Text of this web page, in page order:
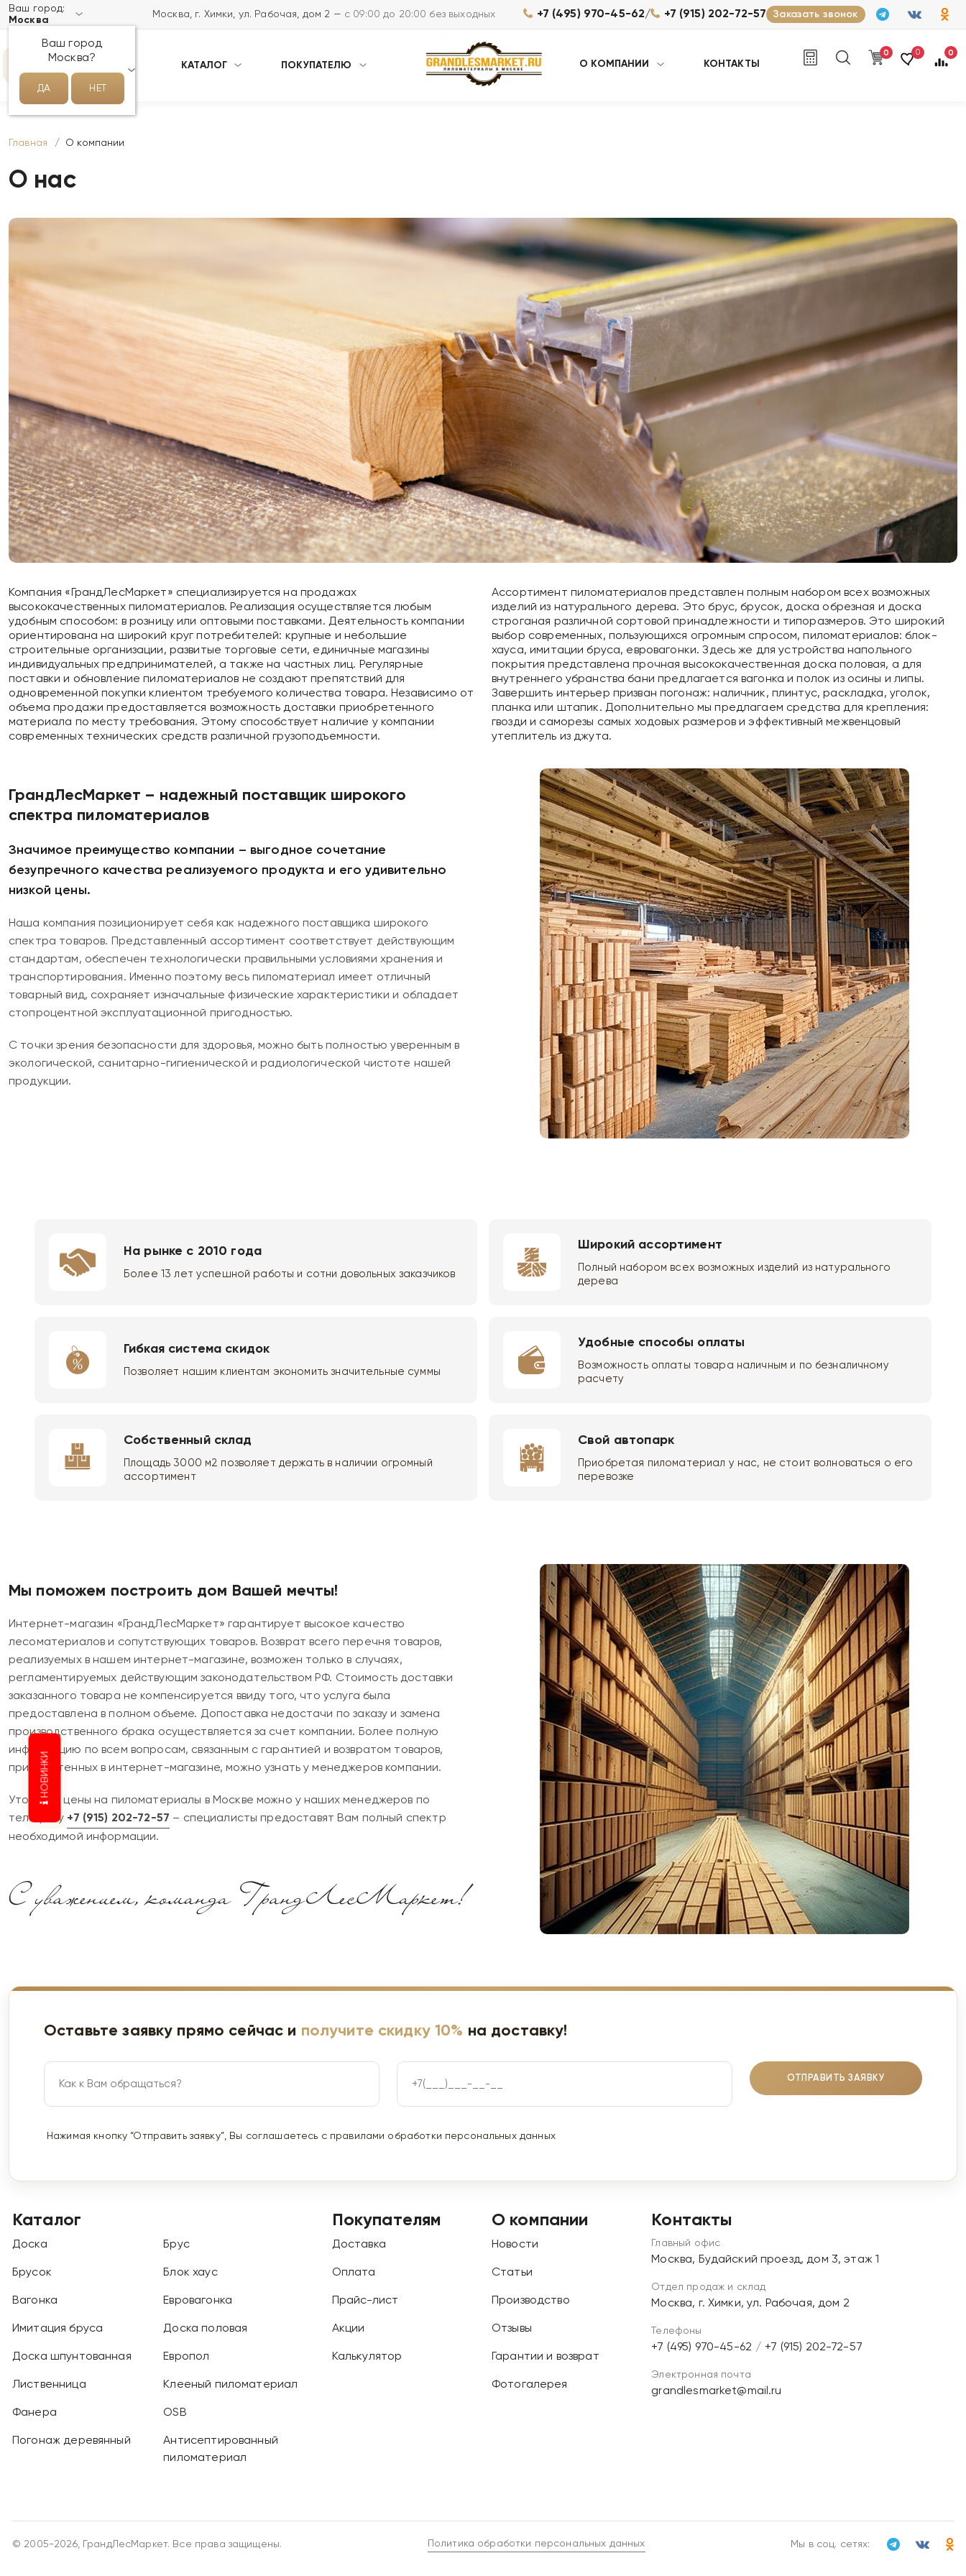
Ваш город:
Москва
Ваш город
Москва?
ДА НЕТ
Москва, г. Химки, ул. Рабочая, дом 2 — с 09:00 до 20:00 без выходных +7 (495) 970-45-62/ +7 (915) 202-72-57 Заказать звонок
КАТАЛОГ ПОКУПАТЕЛЮ О КОМПАНИИ КОНТАКТЫ
0 0 0
Главная О компании
О нас
Компания «ГрандЛесМаркет» специализируется на продажах
высококачественных пиломатериалов. Реализация осуществляется любым
удобным способом: в розницу или оптовыми поставками. Деятельность компании
ориентирована на широкий круг потребителей: крупные и небольшие
строительные организации, развитые торговые сети, единичные магазины
индивидуальных предпринимателей, а также на частных лиц. Регулярные
поставки и обновление пиломатериалов не создают препятствий для
одновременной покупки клиентом требуемого количества товара. Независимо от
объема продажи предоставляется возможность доставки приобретенного
материала по месту требования. Этому способствует наличие у компании
современных технических средств различной грузоподъемности.
Ассортимент пиломатериалов представлен полным набором всех возможных
изделий из натурального дерева. Это брус, брусок, доска обрезная и доска
строганая различной сортовой принадлежности и типоразмеров. Это широкий
выбор современных, пользующихся огромным спросом, пиломатериалов: блок-
хауса, имитации бруса, евровагонки. Здесь же для устройства напольного
покрытия представлена прочная высококачественная доска половая, а для
внутреннего убранства бани предлагается вагонка и полок из осины и липы.
Завершить интерьер призван погонаж: наличник, плинтус, раскладка, уголок,
планка или штапик. Дополнительно мы предлагаем средства для крепления:
гвозди и саморезы самых ходовых размеров и эффективный межвенцовый
утеплитель из джута.
ГрандЛесМаркет – надежный поставщик широкого
спектра пиломатериалов
Значимое преимущество компании – выгодное сочетание
безупречного качества реализуемого продукта и его удивительно
низкой цены.
Наша компания позиционирует себя как надежного поставщика широкого
спектра товаров. Представленный ассортимент соответствует действующим
стандартам, обеспечен технологически правильными условиями хранения и
транспортирования. Именно поэтому весь пиломатериал имеет отличный
товарный вид, сохраняет изначальные физические характеристики и обладает
стопроцентной эксплуатационной пригодностью.
С точки зрения безопасности для здоровья, можно быть полностью уверенным в
экологической, санитарно-гигиенической и радиологической чистоте нашей
продукции.
На рынке с 2010 года
Более 13 лет успешной работы и сотни довольных заказчиков
Широкий ассортимент
Полный набором всех возможных изделий из натурального
дерева
Гибкая система скидок
Позволяет нашим клиентам экономить значительные суммы
Удобные способы оплаты
Возможность оплаты товара наличным и по безналичному
расчету
Собственный склад
Площадь 3000 м2 позволяет держать в наличии огромный
ассортимент
Свой автопарк
Приобретая пиломатериал у нас, не стоит волноваться о его
перевозке
Мы поможем построить дом Вашей мечты!
Интернет-магазин «ГрандЛесМаркет» гарантирует высокое качество
лесоматериалов и сопутствующих товаров. Возврат всего перечня товаров,
реализуемых в нашем интернет-магазине, возможен только в случаях,
регламентируемых действующим законодательством РФ. Стоимость доставки
заказанного товара не компенсируется ввиду того, что услуга была
предоставлена в полном объеме. Допоставка недостачи по заказу и замена
производственного брака осуществляется за счет компании. Более полную
информацию по всем вопросам, связанным с гарантией и возвратом товаров,
приобретенных в интернет-магазине, можно узнать у менеджеров компании.
Уточнить цены на пиломатериалы в Москве можно у наших менеджеров по
телефону +7 (915) 202-72-57 – специалисты предоставят Вам полный спектр
необходимой информации.
Оставьте заявку прямо сейчас и получите скидку 10% на доставку!
ОТПРАВИТЬ ЗАЯВКУ
Нажимая кнопку “Отправить заявку”, Вы соглашаетесь с правилами обработки персональных данных
Каталог
Доска Брус
Брусок Блок хаус
Вагонка Евровагонка
Имитация бруса Доска половая
Доска шпунтованная Европол
Лиственница Клееный пиломатериал
Фанера OSB
Погонаж деревянный
Антисептированный
пиломатериал
Покупателям
Доставка
Оплата
Прайс-лист
Акции
Калькулятор
О компании
Новости
Статьи
Производство
Отзывы
Гарантии и возврат
Фотогалерея
Контакты
Главный офис
Москва, Будайский проезд, дом 3, этаж 1
Отдел продаж и склад
Москва, г. Химки, ул. Рабочая, дом 2
Телефоны
+7 (495) 970-45-62 / +7 (915) 202-72-57
Электронная почта
grandlesmarket@mail.ru
© 2005-2026, ГрандЛесМаркет. Все права защищены. Политика обработки персональных данных Мы в соц. сетях:
НОВИНКИ